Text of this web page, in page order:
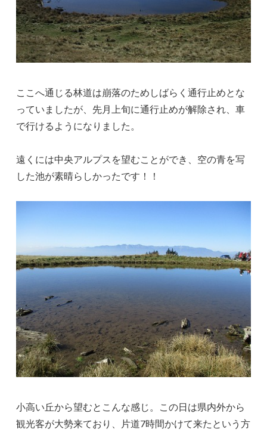
ここへ通じる林道は崩落のためしばらく通行止めとな
っていましたが、先月上旬に通行止めが解除され、車
で行けるようになりました。
遠くには中央アルプスを望むことができ、空の青を写
した池が素晴らしかったです！！
小高い丘から望むとこんな感じ。この日は県内外から
観光客が大勢来ており、片道7時間かけて来たという方